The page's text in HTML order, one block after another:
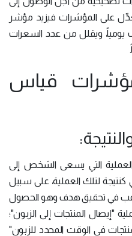
على المؤشرات فيزيد مؤشر
ويقلل من عدد السعرات
قياس
التي يسعى الشخص إلى
لتلك العملية، على سبيل
في تحقيق هدف وهو الحصول
"إيصال المنتجات إلى الزبون"؛
في الوقت المحدد للزبون"